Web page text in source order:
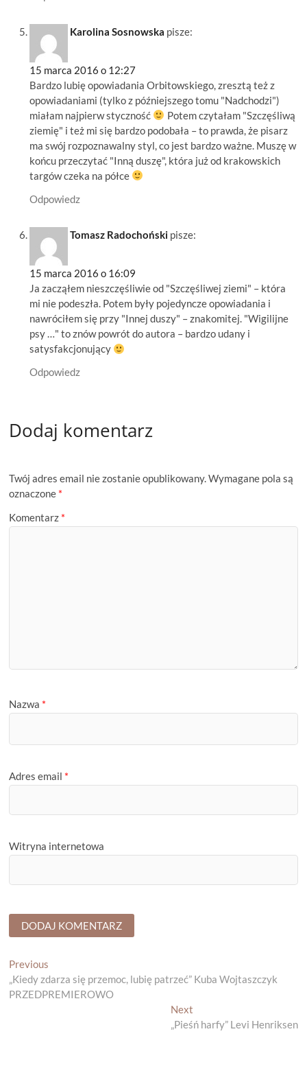
Karolina Sosnowska pisze:
15 marca 2016 o 12:27
Bardzo lubię opowiadania Orbitowskiego, zresztą też z
opowiadaniami (tylko z późniejszego tomu "Nadchodzi")
miałam najpierw styczność
Potem czytałam "Szczęśliwą
ziemię" i też mi się bardzo podobała – to prawda, że pisarz
ma swój rozpoznawalny styl, co jest bardzo ważne. Muszę w
końcu przeczytać "Inną duszę", która już od krakowskich
targów czeka na półce
Odpowiedz
Tomasz Radochoński pisze:
15 marca 2016 o 16:09
Ja zacząłem nieszczęśliwie od "Szczęśliwej ziemi" – która
mi nie podeszła. Potem były pojedyncze opowiadania i
nawróciłem się przy "Innej duszy" – znakomitej. "Wigilijne
psy …" to znów powrót do autora – bardzo udany i
satysfakcjonujący
Odpowiedz
Dodaj komentarz
Twój adres email nie zostanie opublikowany. Wymagane pola są
oznaczone *
Komentarz *
Nazwa *
Adres email *
Witryna internetowa
Nawigacja
wpisu
Previous
post:
„Kiedy zdarza się przemoc, lubię patrzeć” Kuba Wojtaszczyk
PRZEDPREMIEROWO
NextNext
post:
„Pieśń harfy” Levi Henriksen